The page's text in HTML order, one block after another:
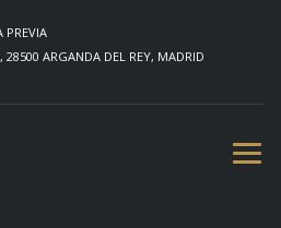
PREVIA
28500 ARGANDA DEL REY, MADRID